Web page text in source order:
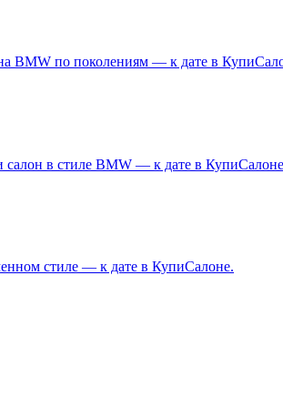
BMW по поколениям — к дате в
салон в стиле BMW — к дате в
стиле — к дате в КупиСалоне.